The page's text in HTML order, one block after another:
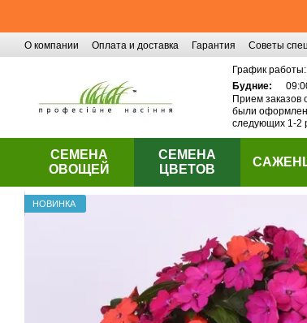
О компании Оплата и доставка Гарантия Советы
График работы:
Будние:
Прием заказов
были
следующих 1-2
СЕМЕНА
ОВОЩЕЙ
СЕМЕНА
ЦВЕТОВ
НОВИНКА